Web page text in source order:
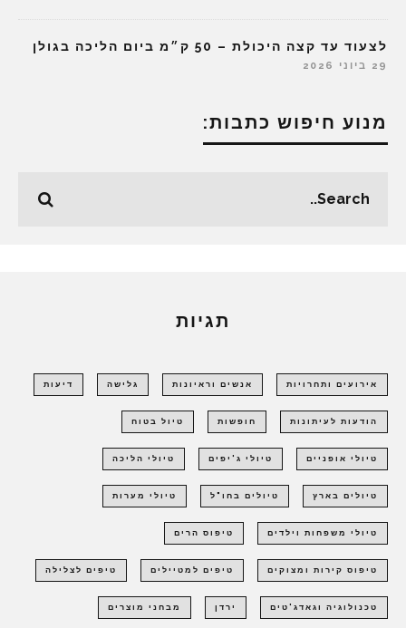
לצעוד עד קצה היכולת – 50 ק״מ ביום הליכה בגולן
29 ביוני 2026
מנוע חיפוש כתבות:
תגיות
אירועים ותחרויות אנשים וראיונות גלישה דיעות
הודעות לעיתונות חופשות טיול בטוח
טיולי אופניים טיולי ג'יפים טיולי הליכה
טיולים בארץ טיולים בחו"ל טיולי מערות
טיולי משפחות וילדים טיפוס הרים
טיפוס קירות ומצוקים טיפים למטיילים טיפים לצלילה
טכנולוגיה וגאדג'טים ירדן מבחני מוצרים